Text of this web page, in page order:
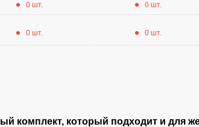
0 шт. 0 шт.
0 шт. 0 шт.
комплект, который подходит и для